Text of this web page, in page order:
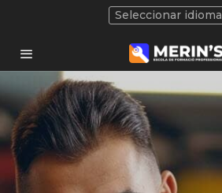
Seleccionar idioma